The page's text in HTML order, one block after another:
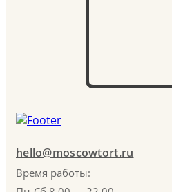
hello@moscowtort.ru
Время работы: